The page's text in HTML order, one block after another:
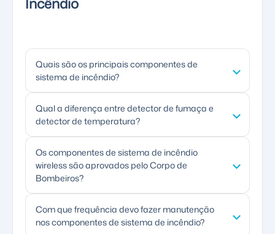
Quais são os principais componentes de
sistema de incêndio?
Os principais componentes de sistema de
incêndio são: central de alarme, detectores de
fumaça, detectores de temperatura,
acionadores manuais, sirenes e
sinalizadores, detectores lineares e
repetidores de sinal. Cada um desempenha
controle do sistema.
Qual a diferença entre detector de fumaça e
detector de temperatura?
O detector de fumaça identifica partículas de
combustão no ar, sendo ideal para áreas
administrativas e comerciais. O detector de
temperatura identifica elevação de calor,
sendo indicado para cozinhas, áreas
industriais e locais com poeira ou vapores
Os componentes de sistema de incêndio
wireless são aprovados pelo Corpo de
Bombeiros?
Sim. Componentes de sistema de incêndio
wireless que atendem à NBR ISO 7240 são
Com que frequência devo fazer manutenção
nos componentes de sistema de incêndio?